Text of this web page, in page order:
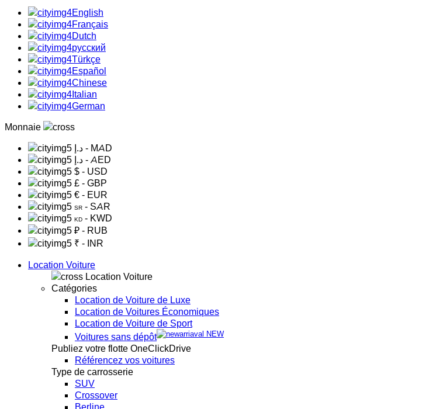
English
Français
Dutch
русский
Türkçe
Español
Chinese
Italian
German
Monnaie
د.إ - MAD
د.إ - AED
$ - USD
£ - GBP
€ - EUR
SR - SAR
KD - KWD
₽ - RUB
₹ - INR
Location Voiture
Location Voiture
Catégories
Location de Voiture de Luxe
Location de Voitures Économiques
Location de Voiture de Sport
Voitures sans dépôt
NEW
Publiez votre flotte OneClickDrive
Référencez vos voitures
Type de carrosserie
SUV
Crossover